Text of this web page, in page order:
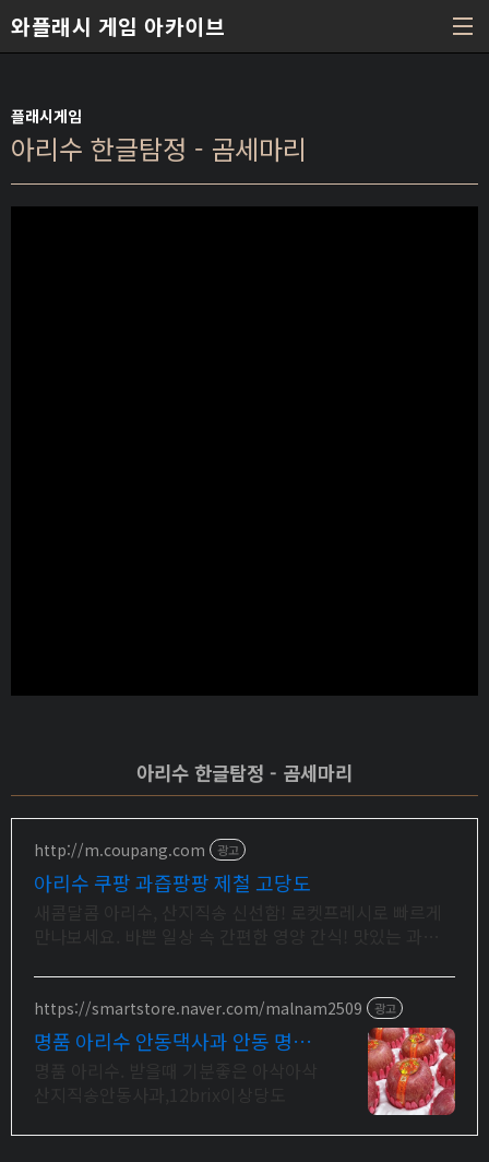
와플래시 게임 아카이브
플래시게임
아리수 한글탐정 - 곰세마리
아리수 한글탐정 - 곰세마리
http://m.coupang.com 광고
아리수 쿠팡 과즙팡팡 제철 고당도
https://smartstore.naver.com/malnam2509 광고
명품 아리수 안동댁사과 안동 명품